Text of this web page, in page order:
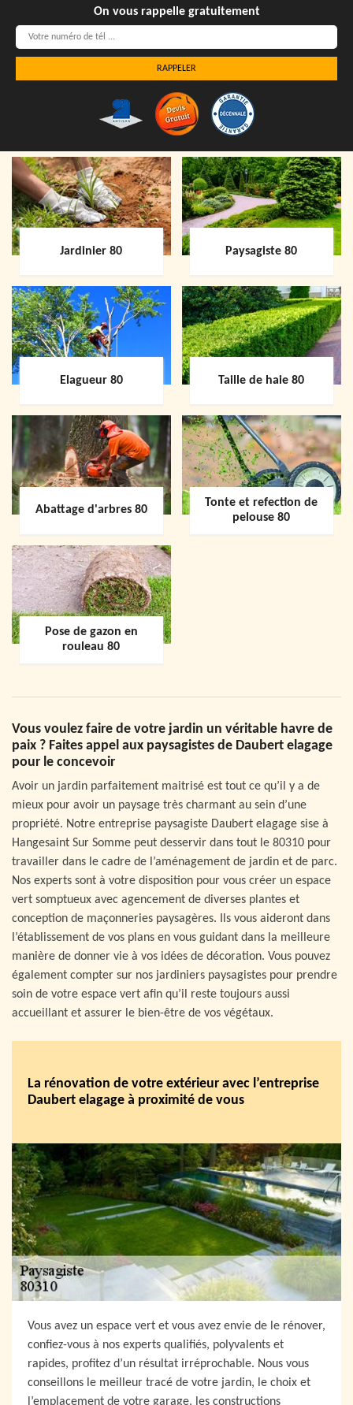
On vous rappelle gratuitement
Jardinier 80 Paysagiste 80
Elagueur 80 Taille de haie 80
Abattage d'arbres 80
Tonte et refection de
pelouse 80
Pose de gazon en
rouleau 80
Vous voulez faire de votre jardin un véritable havre de
paix ? Faites appel aux paysagistes de Daubert elagage
pour le concevoir
Avoir un jardin parfaitement maitrisé est tout ce qu’il y a de
mieux pour avoir un paysage très charmant au sein d’une
propriété. Notre entreprise paysagiste Daubert elagage sise à
Hangesaint Sur Somme peut desservir dans tout le 80310 pour
travailler dans le cadre de l’aménagement de jardin et de parc.
Nos experts sont à votre disposition pour vous créer un espace
vert somptueux avec agencement de diverses plantes et
conception de maçonneries paysagères. Ils vous aideront dans
l’établissement de vos plans en vous guidant dans la meilleure
manière de donner vie à vos idées de décoration. Vous pouvez
également compter sur nos jardiniers paysagistes pour prendre
soin de votre espace vert afin qu’il reste toujours aussi
accueillant et assurer le bien-être de vos végétaux.
La rénovation de votre extérieur avec l’entreprise
Daubert elagage à proximité de vous
Vous avez un espace vert et vous avez envie de le rénover,
confiez-vous à nos experts qualifiés, polyvalents et
rapides, profitez d’un résultat irréprochable. Nous vous
conseillons le meilleur tracé de votre jardin, le choix et
l’emplacement de votre garage, les constructions